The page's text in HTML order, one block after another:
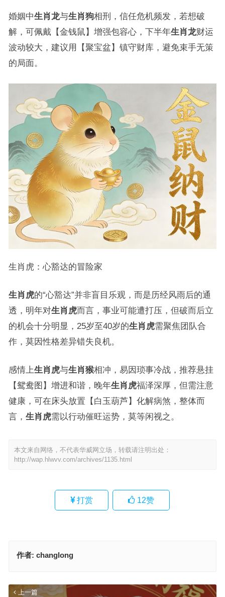
婚姻中生肖龙与生肖狗相刑，信任危机频发，若想破
解，可佩戴【金钱鼠】增强包容心，下半年生肖龙财运
波动较大，建议用【聚宝盆】镇守财库，避免束手无策
的局面。
生肖虎：心豁达的冒险家
生肖虎的“心豁达”并非盲目乐观，而是历经风雨后的通
透，明年对生肖虎而言，事业可能遭打压，但破而后立
的机会十分明显，25岁至40岁的生肖虎需聚焦团队合
作，莫因性格差异错失良机。
感情上生肖虎与生肖猴相冲，易因琐事冷战，推荐悬挂
【鸳鸯图】增进和谐，晚年生肖虎福泽深厚，但需注意
健康，可在床头放置【白玉葫芦】化解病煞，整体而
言， 生肖虎需以行动催旺运势，莫等闲视之。
本文来自网络，不代表华威网立场，转载请注明出处：
http://wap.hlwvv.com/archives/1135.html
打赏 12赞
作者: changlong
上一篇